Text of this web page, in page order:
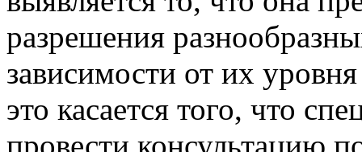
разрешения
зависимости от их
это касается того, что
провести консультацию